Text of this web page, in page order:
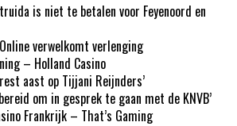
is niet te betalen voor Feyenoord en
verwelkomt verlenging
– Holland Casino
aast op Tijjani Reijnders’
om in gesprek te gaan met de KNVB’
Frankrijk – That’s Gaming